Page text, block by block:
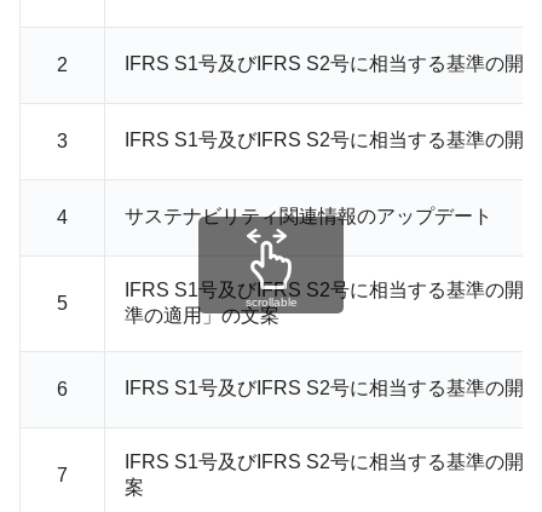
2 IFRS S1号及びIFRS S2号に相当する基準の開
3 IFRS S1号及びIFRS S2号に相当する基準の開
4 サステナビリティ関連情報のアップデート
5
IFRS S1号及びIFRS S2号に相当する基準の開
準の適用」の文案
6 IFRS S1号及びIFRS S2号に相当する基準の開
7
IFRS S1号及びIFRS S2号に相当する基準の開
案
scrollable